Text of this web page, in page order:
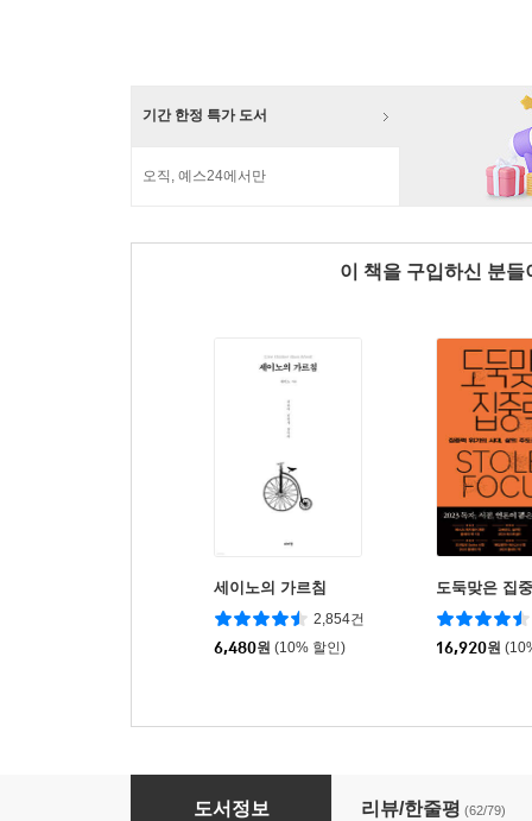
기간 한정 특가 도서
오직, 예스24에서만
이 책을 구입하신 분
세이노의 가르침
2,854건
6,480원 (10% 할인)
도둑맞은 집
16,920원
최소한의 선의
도서정보 리뷰/한줄평 (62/79)